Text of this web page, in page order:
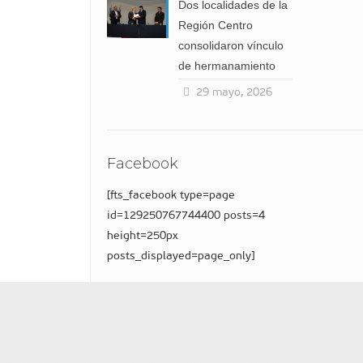
Dos localidades de la
Región Centro
consolidaron vínculo
de hermanamiento
29 mayo, 2026
Facebook
[fts_facebook type=page
id=129250767744400 posts=4
height=250px
posts_displayed=page_only]